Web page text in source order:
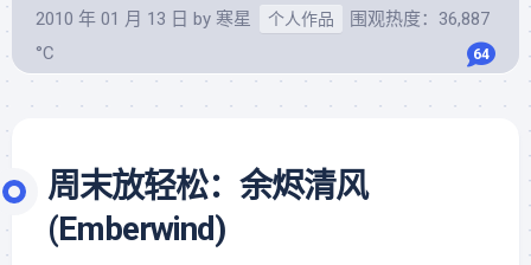
2010 年 01 月 13 日 by 寒星 个人作品
围观热度：36,887
°C
64
周末放轻松：余烬清风
(Emberwind)